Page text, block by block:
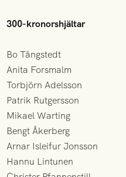
300-kronorshjältar
Bo Tångstedt
Anita Forsmalm
Torbjörn Adelsson
Patrik Rutgersson
Mikael Warting
Bengt Åkerberg
Arnar Isleifur Jonsson
Hannu Lintunen